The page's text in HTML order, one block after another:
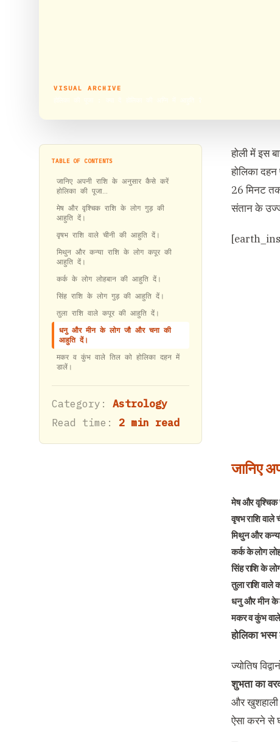
VISUAL ARCHIVE
TABLE OF CONTENTS
जानिए अपनी राशि के अनुसार कैसे करें
होलिका की पूजा…
मेष और वृश्चिक राशि के लोग गुड़ की
आहुति दें।
वृषभ राशि वाले चीनी की आहुति दें।
मिथुन और कन्या राशि के लोग कपूर की
आहुति दें।
कर्क के लोग लोहबान की आहुति दें।
सिंह राशि के लोग गुड़ की आहुति दें।
तुला राशि वाले कपूर की आहुति दें।
धनु और मीन के लोग जौ और चना की
आहुति दें।
मकर व कुंभ वाले तिल को होलिका दहन में
डालें।
Category: Astrology
Read time: 2 min read
होली में इस
होलिका
26 मिनट
संतान के
जानिए
मेष और वृश्चिक
वृषभ राशि वाले
मिथुन और
कर्क के लोग
सिंह राशि के
तुला राशि
धनु और मीन के
मकर व कुंभ वाले
होलिका
ज्योतिष
शुभता का
और खुशहाली
ऐसा करने से